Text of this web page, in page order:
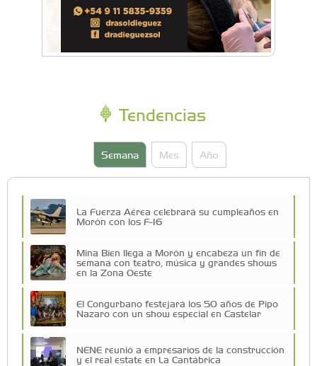
Tendencias
Semana Mes Año
La Fuerza Aérea celebrará su cumpleaños en
Morón con los F-16
Mina Bien llega a Morón y encabeza un fin de
semana con teatro, música y grandes shows
en la Zona Oeste
El Congurbano festejará los 50 años de Pipo
Nazaro con un show especial en Castelar
NENE reunió a empresarios de la construcción
y el real estate en La Cantábrica